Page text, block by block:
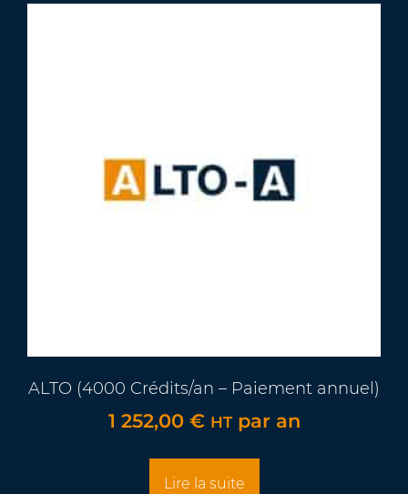
ALTO (4000 Crédits/an – Paiement annuel)
1 252,00 € HT par an
Lire la suite